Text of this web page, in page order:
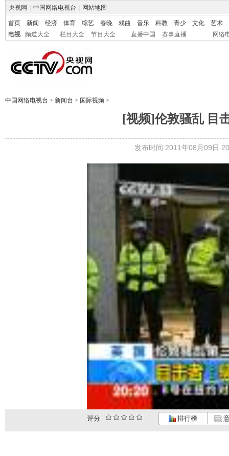
央视网 中国网络电视台 网站地图
首页 新闻 经济 体育 综艺 春晚 戏曲 音乐 科教 青少 文化
艺术
电视
频道大全 栏目大全 节目大全 直播中国 赛事直播 网络
中国网络电视台 > 新闻台 > 国际视频 >
[视频]伦敦骚乱 目
发布时间:2011年08月09日
评分 排行榜